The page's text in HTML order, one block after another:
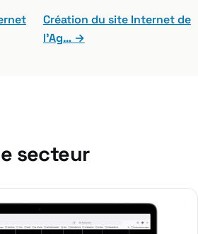
Création du site Internet de
l’Ag… →
secteur